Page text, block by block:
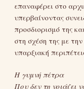
επαναφέρει στο
υπερβαίνοντας
προσδιορισμό της
στη σχέση της με
υπαρξιακή
Η γυμνή πέτρα
Που δεν τη νοιάζει